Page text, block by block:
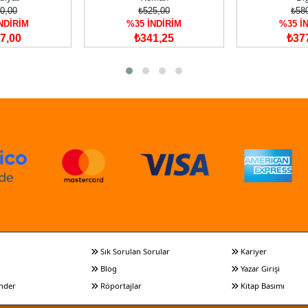
₺525,00
%35 İNDİRİM
₺341,25
%35
Sık Sorulan Sorular
Blog
Röportajlar
Kariyer
Yazar Girişi
Kitap Basımı